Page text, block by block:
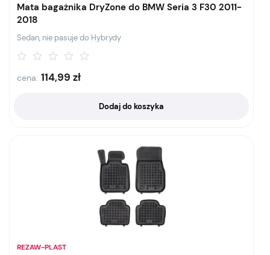
Mata bagażnika DryZone do BMW Seria 3 F30 2011-
2018
Sedan, nie pasuje do Hybrydy
cena: 114,99 zł
Dodaj do koszyka
REZAW-PLAST